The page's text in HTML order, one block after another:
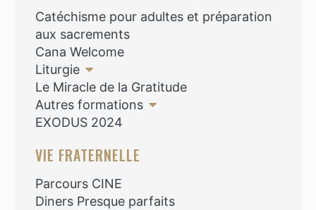
Catéchisme pour adultes et préparation
aux sacrements
Cana Welcome
Liturgie
Le Miracle de la Gratitude
Autres formations
EXODUS 2024
VIE FRATERNELLE
Parcours CINE
Diners Presque parfaits